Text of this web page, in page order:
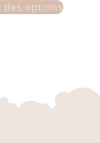
des options